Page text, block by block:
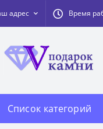
адрес Время
Список категорий